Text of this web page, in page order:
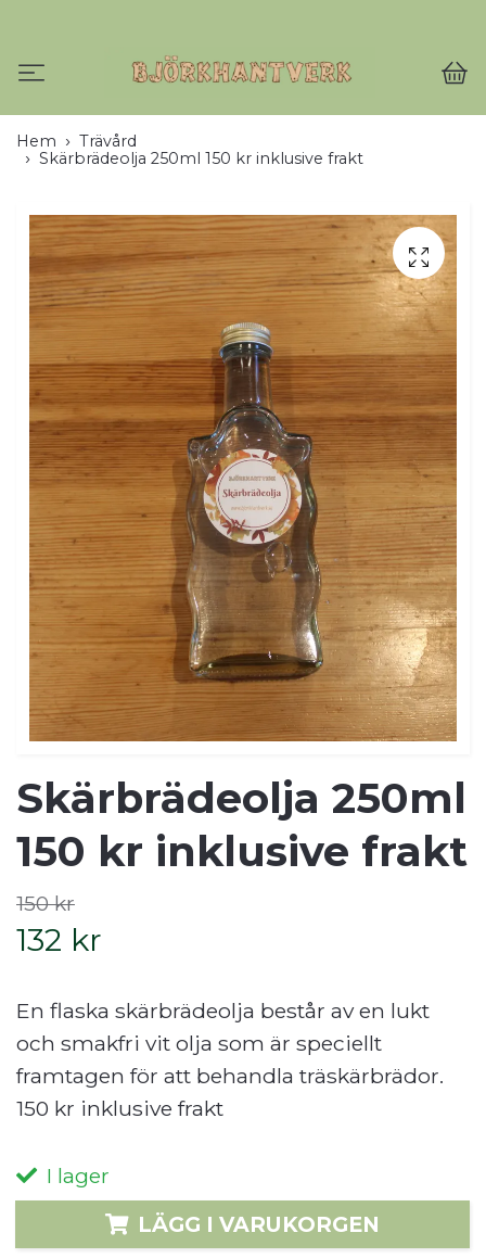
Hem
Trävård
Skärbrädeolja 250ml 150 kr inklusive frakt
Skärbrädeolja 250ml
150 kr inklusive frakt
150 kr
132 kr
En flaska skärbrädeolja består av en lukt
och smakfri vit olja som är speciellt
framtagen för att behandla träskärbrädor.
150 kr inklusive frakt
I lager
LÄGG I VARUKORGEN